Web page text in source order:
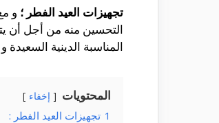
تجهيزات العيد الفطر ؛ و
التحسين منه من أجل أن
المناسبة الدينية السعيدة
المحتويات إخفاء
1 تجهيزات العيد الفطر :